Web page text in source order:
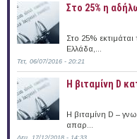
Στο 25% η
Στο 25%
Ελλάδα,...
Τετ, 06/07/2016 - 20:21
Η βιταμίνη D
Η βιταμίνη D –
απαρ...
Δευ, 17/12/2018 - 14:33